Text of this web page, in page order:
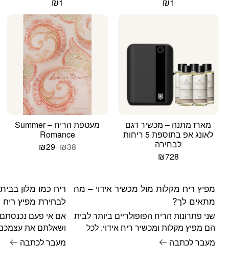
מארז מתנה – מכשיר דגם
לאונג אפ בתוספת 5 ריחות
לבחירה
₪728
מעטפת הריח – Summer
Romance
₪38
המחיר
₪29
מפיץ ריח מקלות מול מכשיר אידוי – מה
מתאים לך?
שני פתרונות הריח הפופולריים ביותר לבית
הם מפיץ מקלות ומכשיר ריח אידוי. לכל
אחד יתרונות ברורים – ובחירה נכונה תלויה
מעבר לכתבה
ריח כמו מלון
לבחירת מפיץ ריח
אם אי פעם
ושאלתם את
הזה?", כנראה
מעבר לכתבה